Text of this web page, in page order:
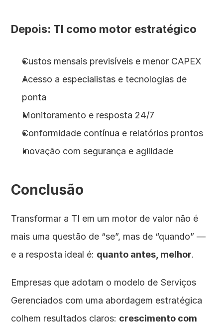
Depois: TI como motor estratégico
Custos mensais previsíveis e menor CAPEX
Acesso a especialistas e tecnologias de
ponta
Monitoramento e resposta 24/7
Conformidade contínua e relatórios prontos
Inovação com segurança e agilidade
Conclusão
Transformar a TI em um motor de valor não é
mais uma questão de “se”, mas de “quando” —
e a resposta ideal é: quanto antes, melhor.
Empresas que adotam o modelo de Serviços
Gerenciados com uma abordagem estratégica
colhem resultados claros: crescimento com